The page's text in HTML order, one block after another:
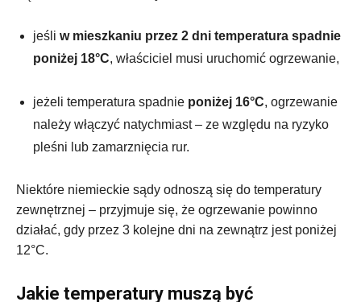
jeśli w mieszkaniu przez 2 dni temperatura spadnie
poniżej 18°C, właściciel musi uruchomić ogrzewanie,
jeżeli temperatura spadnie poniżej 16°C, ogrzewanie
należy włączyć natychmiast – ze względu na ryzyko
pleśni lub zamarznięcia rur.
Niektóre niemieckie sądy odnoszą się do temperatury
zewnętrznej – przyjmuje się, że ogrzewanie powinno
działać, gdy przez 3 kolejne dni na zewnątrz jest poniżej
12°C.
Jakie temperatury muszą być